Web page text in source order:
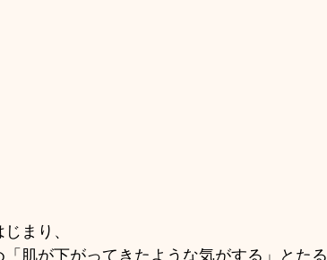
まり、
肌が下がってきたような気がする」とたる